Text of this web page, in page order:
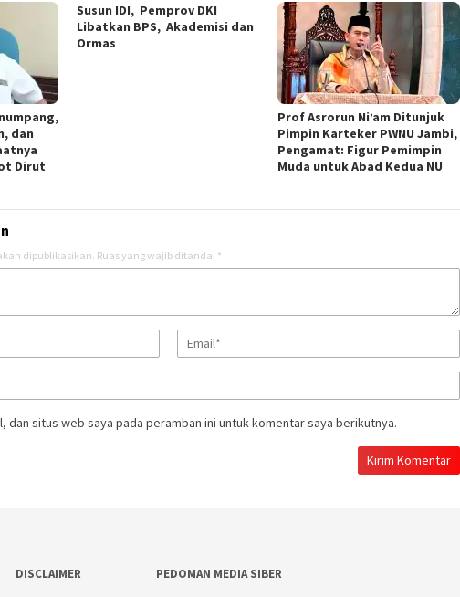
dan
Dirut
Susun IDI, Pemprov DKI
Libatkan BPS, Akademisi dan
Ormas
Prof Asrorun Ni’am Ditunjuk
Pimpin Karteker PWNU Jambi,
Pengamat: Figur Pemimpin
Muda untuk Abad Kedua NU
dipublikasikan. Ruas yang wajib ditandai *
dan situs web saya pada peramban ini untuk komentar saya berikutnya.
DISCLAIMER
PEDOMAN MEDIA SIBER